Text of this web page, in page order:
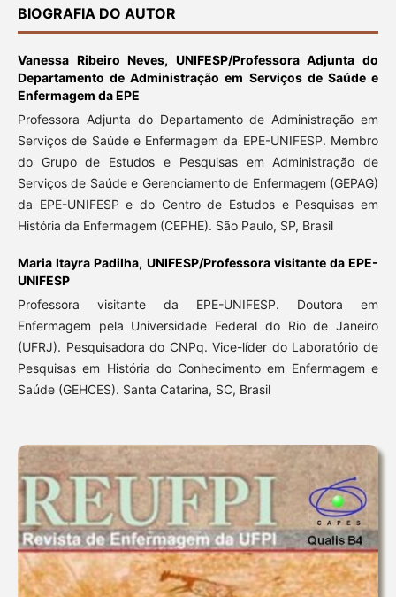
BIOGRAFIA DO AUTOR
Vanessa Ribeiro Neves, UNIFESP/Professora Adjunta do
Departamento de Administração em Serviços de Saúde e
Enfermagem da EPE
Professora Adjunta do Departamento de Administração em
Serviços de Saúde e Enfermagem da EPE-UNIFESP. Membro
do Grupo de Estudos e Pesquisas em Administração de
Serviços de Saúde e Gerenciamento de Enfermagem (GEPAG)
da EPE-UNIFESP e do Centro de Estudos e Pesquisas em
História da Enfermagem (CEPHE). São Paulo, SP, Brasil
Maria Itayra Padilha, UNIFESP/Professora visitante da EPE-
UNIFESP
Professora visitante da EPE-UNIFESP. Doutora em
Enfermagem pela Universidade Federal do Rio de Janeiro
(UFRJ). Pesquisadora do CNPq. Vice-líder do Laboratório de
Pesquisas em História do Conhecimento em Enfermagem e
Saúde (GEHCES). Santa Catarina, SC, Brasil